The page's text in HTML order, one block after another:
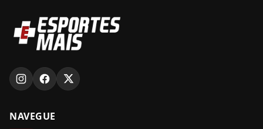
NAVEGUE